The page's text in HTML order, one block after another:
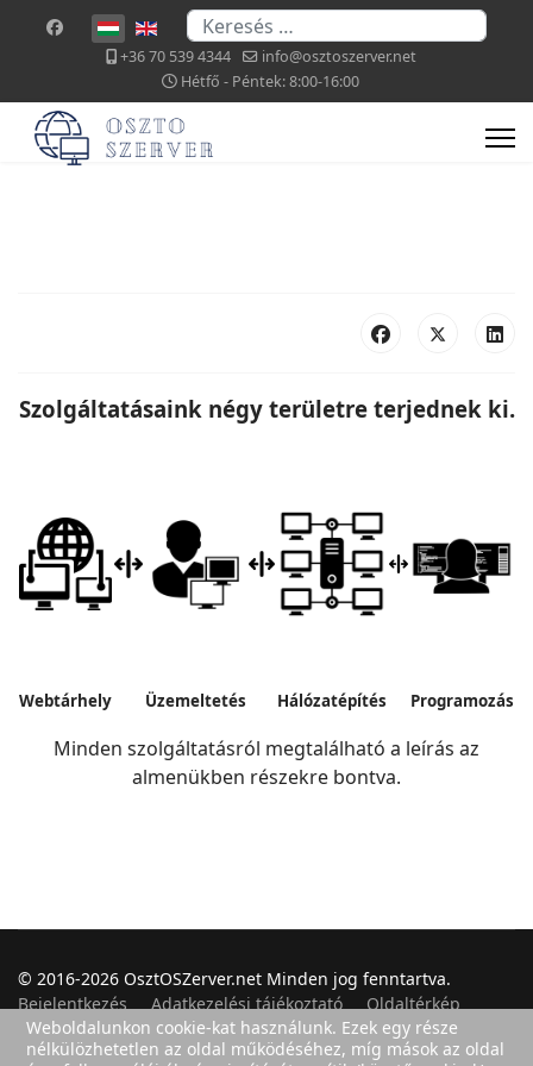
Válasszon nyelvet
Keresés...
+36 70 539 4344
info@osztoszerver.net
Hétfő - Péntek: 8:00-16:00
Szolgáltatásaink négy területre terjednek ki.
Webtárhely Üzemeltetés Hálózatépítés Programozás
Minden szolgáltatásról megtalálható a leírás az
almenükben részekre bontva.
© 2016-2026 OsztOSZerver.net Minden jog fenntartva.
Bejelentkezés
Adatkezelési tájékoztató
Oldaltérkép
Weboldalunkon cookie-kat használunk. Ezek egy része
nélkülözhetetlen az oldal működéséhez, míg mások az oldal